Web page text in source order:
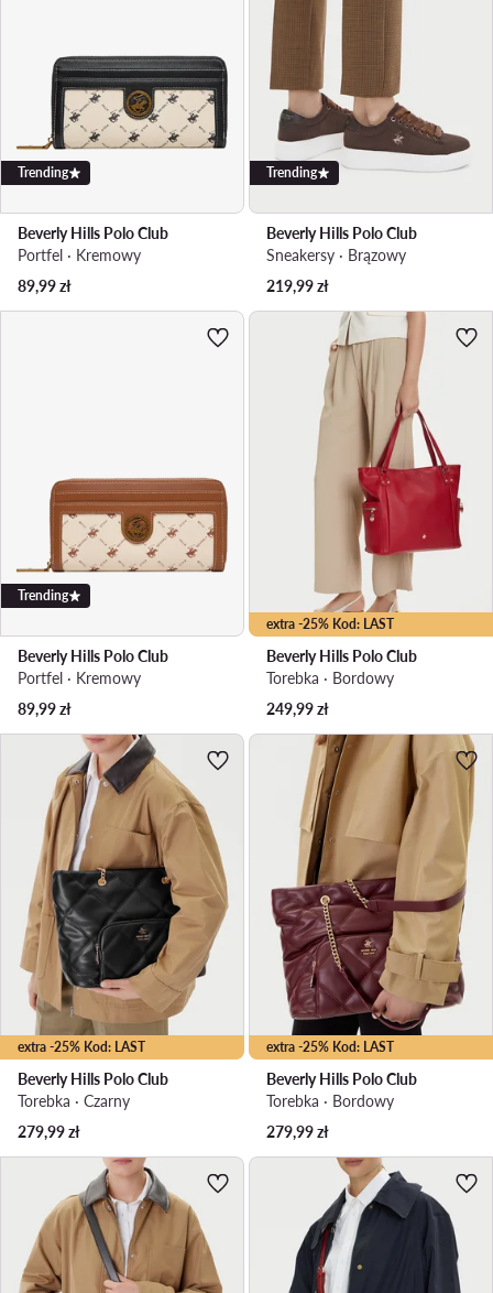
Trending
Beverly Hills Polo Club
Portfel · Kremowy
89,99zł
Trending
Beverly Hills Polo Club
Sneakersy · Brązowy
219,99zł
Trending
Beverly Hills Polo Club
Portfel · Kremowy
89,99zł
extra -25% Kod: LAST
Beverly Hills Polo Club
Torebka · Bordowy
249,99zł
extra -25% Kod: LAST
Beverly Hills Polo Club
Torebka · Czarny
279,99zł
extra -25% Kod: LAST
Beverly Hills Polo Club
Torebka · Bordowy
279,99zł